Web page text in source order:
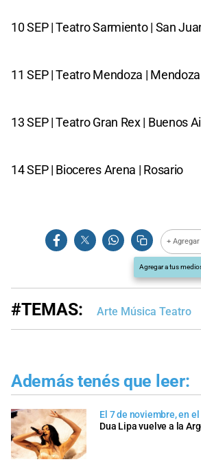
10 SEP | Teatro Sarmiento | San
11 SEP | Teatro Mendoza | Mendoza
13 SEP | Teatro Gran Rex | Buenos
14 SEP | Bioceres Arena | Rosario
+
Agregar a tus
#TEMAS: Arte Música Teatro
Además tenés que leer:
El 7 de noviembre, en
Dua Lipa vuelve a la